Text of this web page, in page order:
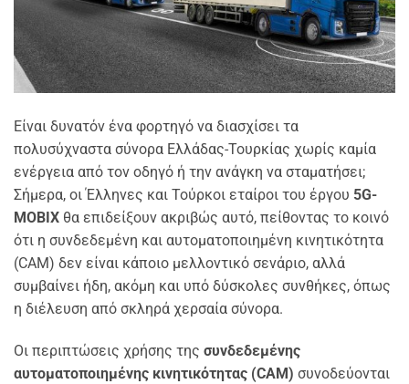
Είναι δυνατόν ένα φορτηγό να διασχίσει τα
πολυσύχναστα σύνορα Ελλάδας-Τουρκίας χωρίς καμία
ενέργεια από τον οδηγό ή την ανάγκη να σταματήσει;
Σήμερα, οι Έλληνες και Τούρκοι εταίροι του έργου 5G-
MOBIX θα επιδείξουν ακριβώς αυτό, πείθοντας το κοινό
ότι η συνδεδεμένη και αυτοματοποιημένη κινητικότητα
(CAM) δεν είναι κάποιο μελλοντικό σενάριο, αλλά
συμβαίνει ήδη, ακόμη και υπό δύσκολες συνθήκες, όπως
η διέλευση από σκληρά χερσαία σύνορα.
Οι περιπτώσεις χρήσης της συνδεδεμένης
αυτοματοποιημένης κινητικότητας (CAM) συνοδεύονται